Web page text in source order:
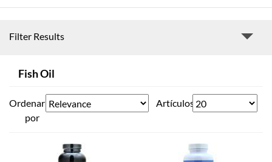
Filter Results
Fish Oil
Ordenar
por
Artículos